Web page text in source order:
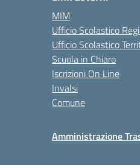
MIM
Ufficio Scolastico
Ufficio Scolastico
Scuola in Chiaro
Iscrizioni On Line
Invalsi
Comune
Amministrazione